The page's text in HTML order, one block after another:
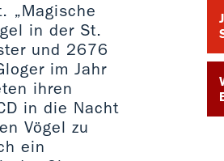
„Magische
in der St.
und 2676
im Jahr
ihren
in die Nacht
Vögel zu
ein